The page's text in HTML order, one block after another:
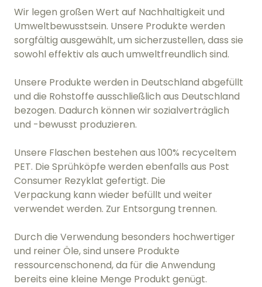
Wir legen großen Wert auf Nachhaltigkeit und
Umweltbewusstsein. Unsere Produkte werden
sorgfältig ausgewählt, um sicherzustellen, dass sie
sowohl effektiv als auch umweltfreundlich sind.
Unsere Produkte werden in Deutschland abgefüllt
und die Rohstoffe ausschließlich aus Deutschland
bezogen. Dadurch können wir sozialverträglich
und -bewusst produzieren.
Unsere Flaschen bestehen aus 100% recyceltem
PET. Die Sprühköpfe werden ebenfalls aus Post
Consumer Rezyklat gefertigt. Die
Verpackung kann wieder befüllt und weiter
verwendet werden. Zur Entsorgung trennen.
Durch die Verwendung besonders hochwertiger
und reiner Öle, sind unsere Produkte
ressourcenschonend, da für die Anwendung
bereits eine kleine Menge Produkt genügt.